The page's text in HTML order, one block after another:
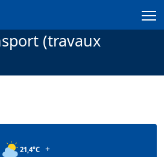
(travaux
21,4°C +